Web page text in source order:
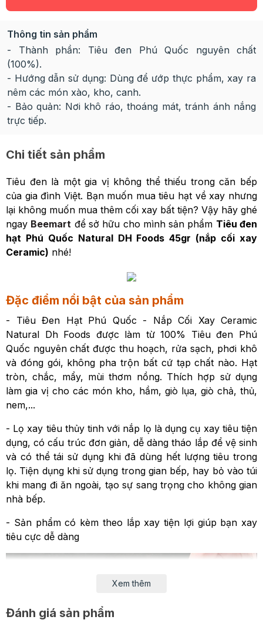
Thông tin sản phẩm
- Thành phần: Tiêu đen Phú Quốc nguyên chất
(100%).
- Hướng dẫn sử dụng: Dùng để ướp thực phẩm, xay ra
nêm các món xào, kho, canh.
- Bảo quản: Nơi khô ráo, thoáng mát, tránh ánh nắng
trực tiếp.
Chi tiết sản phẩm
Tiêu đen là một gia vị không thể thiếu trong căn bếp
của gia đình Việt. Bạn muốn mua tiêu hạt về xay nhưng
lại không muốn mua thêm cối xay bất tiện? Vậy hãy ghé
ngay Beemart để sở hữu cho mình sản phẩm Tiêu đen
hạt Phú Quốc Natural DH Foods 45gr (nắp cối xay
Ceramic) nhé!
Đặc điểm nổi bật của sản phẩm
- Tiêu Đen Hạt Phú Quốc - Nắp Cối Xay Ceramic
Natural Dh Foods được làm từ 100% Tiêu đen Phú
Quốc nguyên chất được thu hoạch, rửa sạch, phơi khô
và đóng gói, không pha trộn bất cứ tạp chất nào. Hạt
tròn, chắc, mẩy, mùi thơm nồng. Thích hợp sử dụng
làm gia vị cho các món kho, hầm, giò lụa, giò chả, thủ,
nem,...
- Lọ xay tiêu thủy tinh với nắp lọ là dụng cụ xay tiêu tiện
dụng, có cấu trúc đơn giản, dễ dàng tháo lắp để vệ sinh
và có thể tái sử dụng khi đã dùng hết lượng tiêu trong
lọ. Tiện dụng khi sử dụng trong gian bếp, hay bỏ vào túi
khi mang đi ăn ngoài, tạo sự sang trọng cho không gian
nhà bếp.
- Sản phẩm có kèm theo lắp xay tiện lợi giúp bạn xay
tiêu cực dễ dàng
Xem thêm
Đánh giá sản phẩm